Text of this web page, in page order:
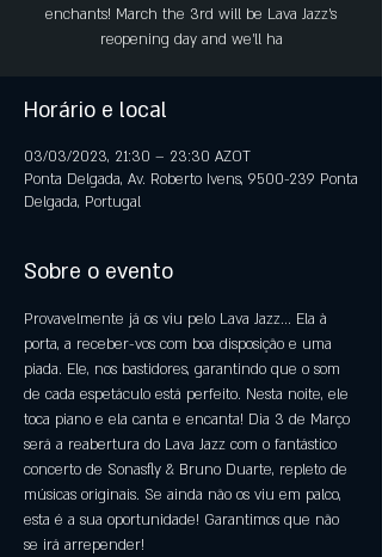
enchants! March the 3rd will be Lava Jazz's
reopening day and we'll ha
Horário e local
03/03/2023, 21:30 – 23:30 AZOT
Ponta Delgada, Av. Roberto Ivens, 9500-239 Ponta
Delgada, Portugal
Sobre o evento
Provavelmente já os viu pelo Lava Jazz... Ela à
porta, a receber-vos com boa disposição e uma
piada. Ele, nos bastidores, garantindo que o som
de cada espetáculo está perfeito. Nesta noite, ele
toca piano e ela canta e encanta! Dia 3 de Março
será a reabertura do Lava Jazz com o fantástico
concerto de Sonasfly & Bruno Duarte, repleto de
músicas originais. Se ainda não os viu em palco,
esta é a sua oportunidade! Garantimos que não
se irá arrepender!